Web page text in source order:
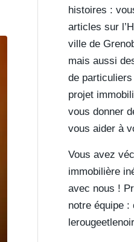
histoires :
articles sur
ville de
mais aussi
de
projet
vous donner
vous aider à
Vous avez
immobilière
avec nous !
notre équipe :